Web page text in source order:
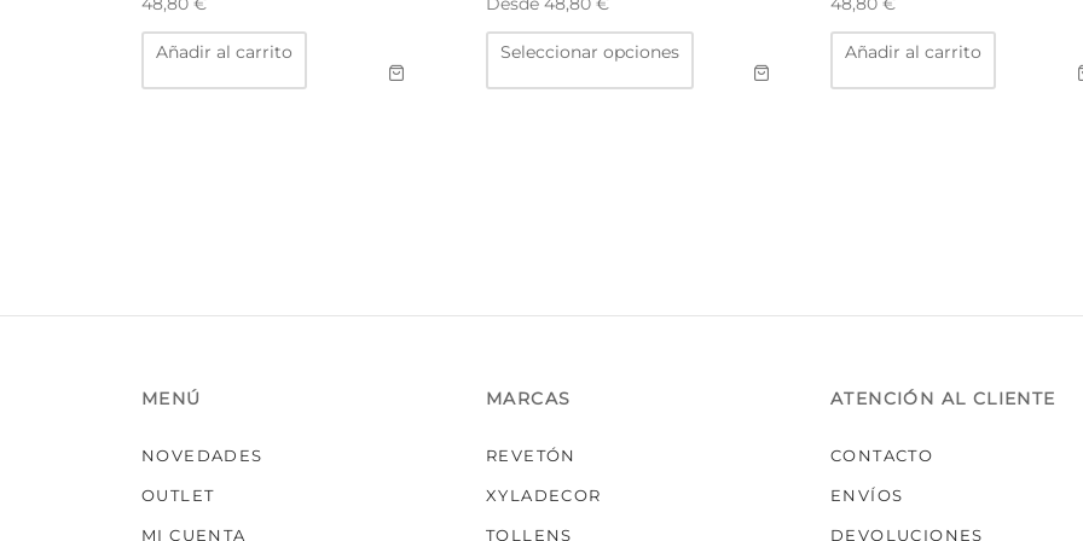
Añadir al carrito Seleccionar opciones
Este
múltiples
Añadir al carrito
MENÚ
NOVEDADES
OUTLET
MI CUENTA
MARCAS
REVETÓN
XYLADECOR
TOLLENS
ATENCIÓN AL CLIENTE
CONTACTO
ENVÍOS
DEVOLUCIONES